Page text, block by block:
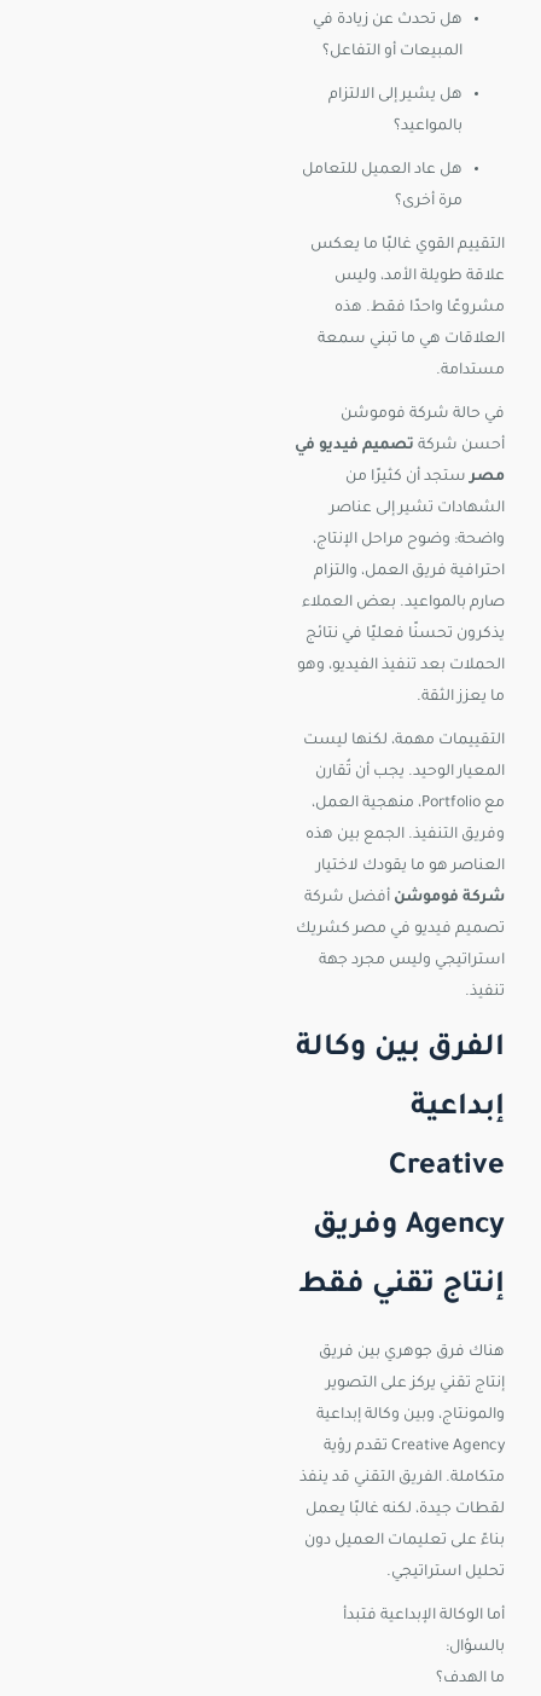
هل تحدث عن زيادة في
المبيعات أو التفاعل؟
هل يشير إلى الالتزام
بالمواعيد؟
هل عاد العميل للتعامل
مرة أخرى؟
التقييم القوي غالبًا ما يعكس
علاقة طويلة الأمد، وليس
مشروعًا واحدًا فقط. هذه
العلاقات هي ما تبني سمعة
مستدامة.
في حالة شركة فوموشن
أحسن شركة تصميم فيديو في
مصر ستجد أن كثيرًا من
الشهادات تشير إلى عناصر
واضحة: وضوح مراحل الإنتاج،
احترافية فريق العمل، والتزام
صارم بالمواعيد. بعض العملاء
يذكرون تحسنًا فعليًا في نتائج
الحملات بعد تنفيذ الفيديو، وهو
ما يعزز الثقة.
التقييمات مهمة، لكنها ليست
المعيار الوحيد. يجب أن تُقارن
مع Portfolio، منهجية العمل،
وفريق التنفيذ. الجمع بين هذه
العناصر هو ما يقودك لاختيار
شركة فوموشن أفضل شركة
تصميم فيديو في مصر كشريك
استراتيجي وليس مجرد جهة
تنفيذ.
الفرق بين وكالة
إبداعية
Creative
Agency وفريق
إنتاج تقني فقط
هناك فرق جوهري بين فريق
إنتاج تقني يركز على التصوير
والمونتاج، وبين وكالة إبداعية
Creative Agency تقدم رؤية
متكاملة. الفريق التقني قد ينفذ
لقطات جيدة، لكنه غالبًا يعمل
بناءً على تعليمات العميل دون
تحليل استراتيجي.
أما الوكالة الإبداعية فتبدأ
بالسؤال:
ما الهدف؟